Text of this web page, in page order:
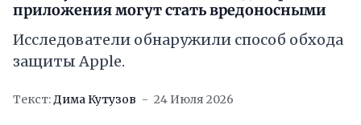
приложения могут стать вредоносными
Исследователи обнаружили способ обхода
защиты Apple.
Текст:Дима Кутузов 24 Июля 2026